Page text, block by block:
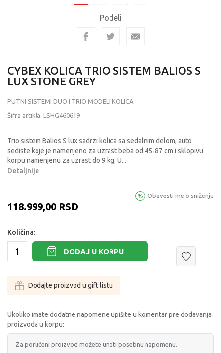
Podeli
CYBEX KOLICA TRIO SISTEM BALIOS S
LUX STONE GREY
PUTNI SISTEMI DUO I TRIO MODELI KOLICA
Šifra artikla: LSHG460619
Trio sistem Balios S lux sadrzi kolica sa sedalnim delom, auto
sediste koje je namenjeno za uzrast beba od 45-87 cm i sklopivu
korpu namenjenu za uzrast do 9 kg. U...
Detaljnije
118.999,00 RSD
Obavesti me o sniženju
Količina:
DODAJ U KORPU
Dodajte proizvod u gift listu
Ukoliko imate dodatne napomene upišite u komentar pre dodavanja
proizvoda u korpu: